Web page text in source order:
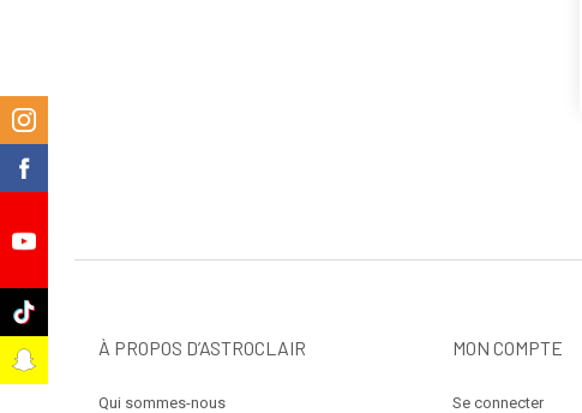
À PROPOS D’ASTROCLAIR
Qui sommes-nous
MON COMPTE
Se connecter